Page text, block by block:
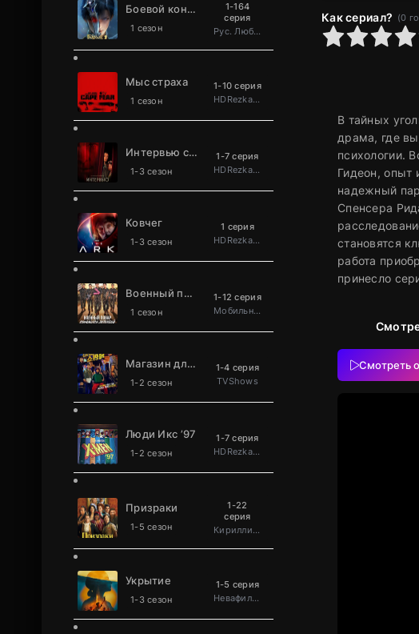
Боевой континент 2: Непревзойдённый клан Та
1 сезон
1-164
серия
Рус. Люб. многоголосый
Мыс страха
1 сезон
1-10 серия
HDRezka Studio
Интервью с вампиром
1-3 сезон
1-7 серия
HDRezka Studio
Ковчег
1-3 сезон
1 серия
HDRezka Studio
Военный повар становится легендой
1 сезон
1-12 серия
Мобильное телевидение
Магазин для киллеров
1-2 сезон
1-4 серия
TVShows
Люди Икс ’97
1-2 сезон
1-7 серия
HDRezka Studio
Призраки
1-5 сезон
1-22
серия
Кириллица
Укрытие
1-3 сезон
1-5 серия
Невафильм
Как сериал? (0
0 1 5 6 7 8
В тайных
драма, где
психологии.
Гидеон, опыт
надежный
Спенсера
становятся
работа
принесло
Смотреть